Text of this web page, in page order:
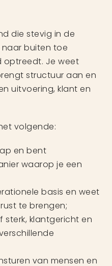
die stevig in de
buiten toe
optreedt. Je weet
structuur aan en
uitvoering, klant en
volgende:
en bent
waarop je een
basis en weet
te brengen;
klantgericht en
van mensen en